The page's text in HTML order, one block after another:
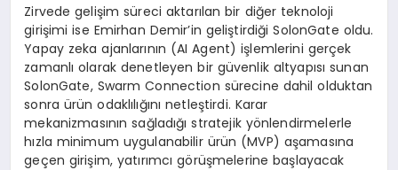
Zirvede gelişim süreci aktarılan bir diğer teknoloji
girişimi ise Emirhan Demir’in geliştirdiği SolonGate oldu.
Yapay zeka ajanlarının (AI Agent) işlemlerini gerçek
zamanlı olarak denetleyen bir güvenlik altyapısı sunan
SolonGate, Swarm Connection sürecine dahil olduktan
sonra ürün odaklılığını netleştirdi. Karar
mekanizmasının sağladığı stratejik yönlendirmelerle
hızla minimum uygulanabilir ürün (MVP) aşamasına
geçen girişim, yatırımcı görüşmelerine başlayacak